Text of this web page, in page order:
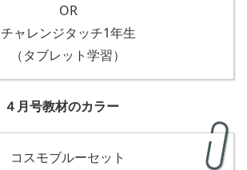
OR
チャレンジタッチ1年生
（タブレット学習）
４月号教材のカラー
コスモブルーセット